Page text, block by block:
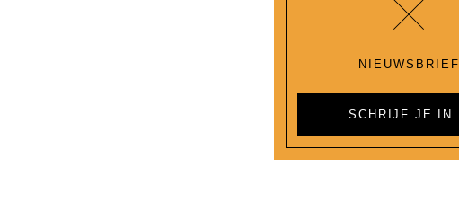
NIEUWSBRIEF
SCHRIJF JE IN